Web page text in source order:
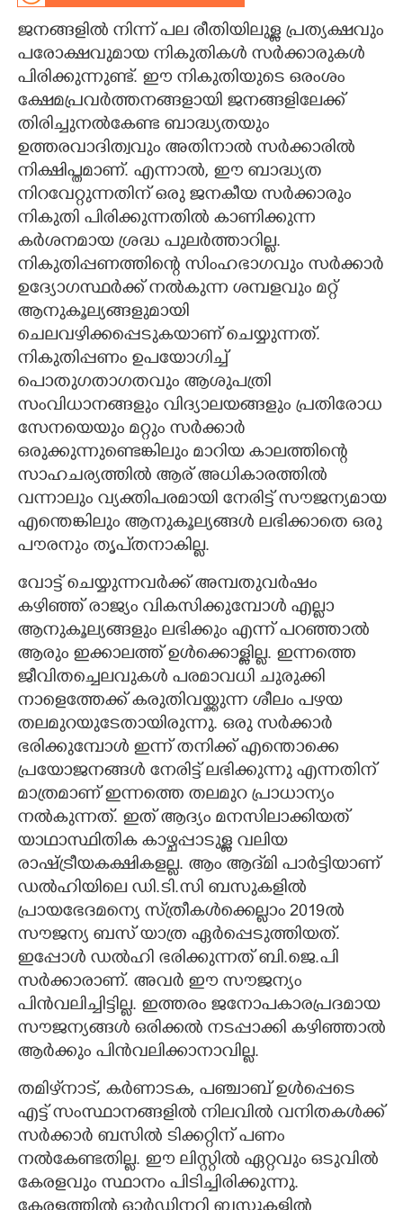
CARTOONS
LITERATURE
CONTACT US
ജനങ്ങളിൽ നിന്ന് പല രീതിയിലുള്ള പ്രത്യക്ഷവും
പരോക്ഷവുമായ നികുതികൾ സർക്കാരുകൾ
പിരിക്കുന്നുണ്ട്. ഈ നികുതിയുടെ ഒരംശം
ക്ഷേമപ്രവർത്തനങ്ങളായി ജനങ്ങളിലേക്ക്
തിരിച്ചുനൽകേണ്ട ബാദ്ധ്യതയും
ഉത്തരവാദിത്വവും അതിനാൽ സർക്കാരിൽ
നിക്ഷിപ്തമാണ്. എന്നാൽ, ഈ ബാദ്ധ്യത
നിറവേറ്റുന്നതിന് ഒരു ജനകീയ സർക്കാരും
നികുതി പിരിക്കുന്നതിൽ കാണിക്കുന്ന
കർശനമായ ശ്രദ്ധ പുലർത്താറില്ല.
നികുതിപ്പണത്തിന്റെ സിംഹഭാഗവും സർക്കാർ
ഉദ്യോഗസ്ഥർക്ക് നൽകുന്ന ശമ്പളവും മറ്റ്
ആനുകൂല്യങ്ങളുമായി
ചെലവഴിക്കപ്പെടുകയാണ് ചെയ്യുന്നത്.
നികുതിപ്പണം ഉപയോഗിച്ച്
പൊതുഗതാഗതവും ആശുപത്രി
സംവിധാനങ്ങളും വിദ്യാലയങ്ങളും പ്രതിരോധ
സേനയെയും മറ്റും സർക്കാർ
ഒരുക്കുന്നുണ്ടെങ്കിലും മാറിയ കാലത്തിന്റെ
സാഹചര്യത്തിൽ ആര് അധികാരത്തിൽ
വന്നാലും വ്യക്തിപരമായി നേരിട്ട് സൗജന്യമായ
എന്തെങ്കിലും ആനുകൂല്യങ്ങൾ ലഭിക്കാതെ ഒരു
പൗരനും തൃപ്‌തനാകില്ല.
വോട്ട് ചെയ്യുന്നവർക്ക് അമ്പതുവർഷം
കഴിഞ്ഞ് രാജ്യം വികസിക്കുമ്പോൾ എല്ലാ
ആനുകൂല്യങ്ങളും ലഭിക്കും എന്ന് പറഞ്ഞാൽ
ആരും ഇക്കാലത്ത് ഉൾക്കൊള്ളില്ല. ഇന്നത്തെ
ജീവിതച്ചെലവുകൾ പരമാവധി ചുരുക്കി
നാളെത്തേക്ക് കരുതിവയ്ക്കുന്ന ശീലം പഴയ
തലമുറയുടേതായിരുന്നു. ഒരു സർക്കാർ
ഭരിക്കുമ്പോൾ ഇന്ന് തനിക്ക് എന്തൊക്കെ
പ്രയോജനങ്ങൾ നേരിട്ട് ലഭിക്കുന്നു എന്നതിന്
മാത്രമാണ് ഇന്നത്തെ തലമുറ പ്രാധാന്യം
നൽകുന്നത്. ഇത് ആദ്യം മനസിലാക്കിയത്
യാഥാസ്ഥിതിക കാഴ്ചപ്പാടുള്ള വലിയ
രാഷ്ട്രീയകക്ഷികളല്ല. ആം ആദ്‌മി പാർട്ടിയാണ്
ഡൽഹിയിലെ ഡി.ടി.സി ബസുകളിൽ
പ്രായഭേദമന്യെ സ്‌ത്രീകൾക്കെല്ലാം 2019ൽ
സൗജന്യ ബസ് യാത്ര ഏർപ്പെടുത്തിയത്.
ഇപ്പോൾ ഡൽഹി ഭരിക്കുന്നത് ബി.ജെ.പി
സർക്കാരാണ്. അവർ ഈ സൗജന്യം
പിൻവലിച്ചിട്ടില്ല. ഇത്തരം ജനോപകാരപ്രദമായ
സൗജന്യങ്ങൾ ഒരിക്കൽ നടപ്പാക്കി കഴിഞ്ഞാൽ
ആർക്കും പിൻവലിക്കാനാവില്ല.
തമിഴ്‌നാട്, കർണാടക, പഞ്ചാബ് ഉൾപ്പെടെ
എട്ട് സംസ്ഥാനങ്ങളിൽ നിലവിൽ വനിതകൾക്ക്
സർക്കാർ ബസിൽ ടിക്കറ്റിന് പണം
നൽകേണ്ടതില്ല. ഈ ലിസ്റ്റിൽ ഏറ്റവും ഒടുവിൽ
കേരളവും സ്ഥാനം പിടിച്ചിരിക്കുന്നു.